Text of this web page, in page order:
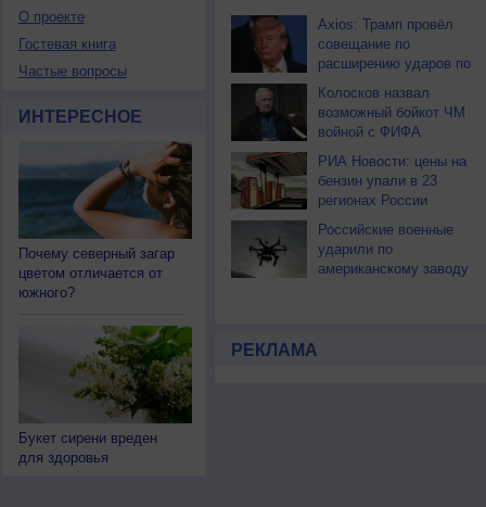
О проекте
Гостевая книга
Частые вопросы
ИНТЕРЕСНОЕ
Почему северный загар
цветом отличается от
южного?
Букет сирени вреден
для здоровья
НОВОСТИ ПАРТНЕРОВ
Axios: Трамп провёл
совещание по
расширению ударов по
Ирану
Колосков назвал
возможный бойкот ЧМ
войной с ФИФА
РИА Новости: цены на
бензин упали в 23
регионах России
Российские военные
ударили по
американскому заводу
РЕКЛАМА